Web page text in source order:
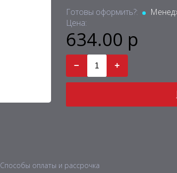
Готовы оформить?:
Цена:
634.00 р
− +
Способы оплаты и рассрочка